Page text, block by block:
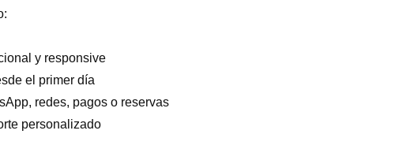
y responsive
el primer día
redes, pagos o reservas
personalizado